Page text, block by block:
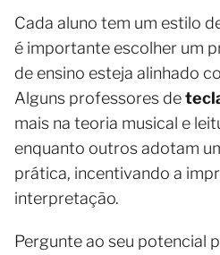
Cada aluno tem um estilo
é importante escolher um
de ensino esteja alinhado
Alguns professores de
mais na teoria musical e
enquanto outros adotam
prática, incentivando a
interpretação.
Pergunte ao seu potencial